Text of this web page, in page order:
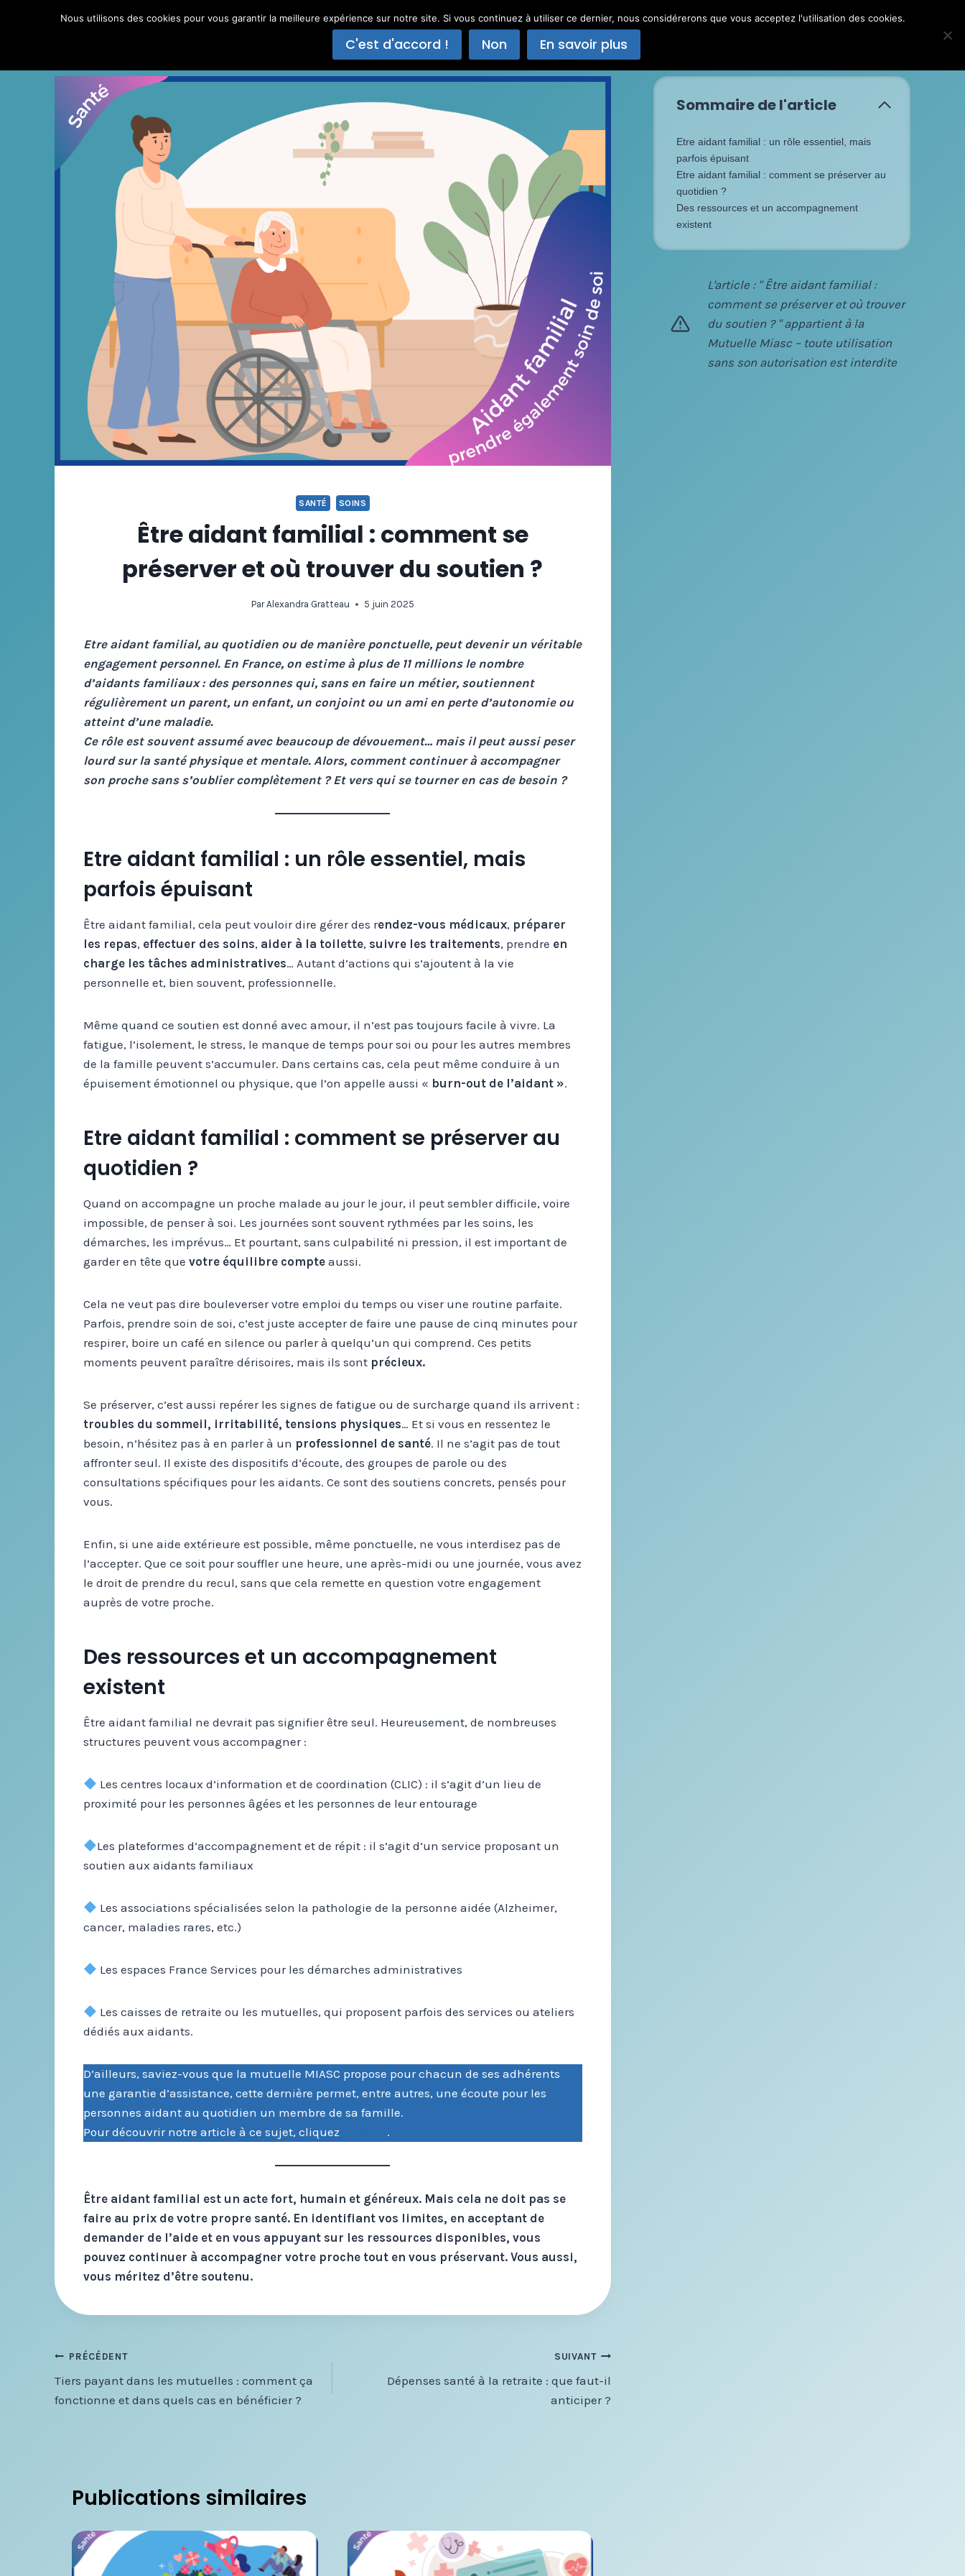
Accueil Offres À propos
SANTÉ SOINS
Être aidant familial : comment se
préserver et où trouver du soutien ?
Par Alexandra Gratteau 5 juin 2025
Etre aidant familial, au quotidien ou de manière ponctuelle, peut devenir un véritable
engagement personnel. En France, on estime à plus de 11 millions le nombre
d’aidants familiaux : des personnes qui, sans en faire un métier, soutiennent
régulièrement un parent, un enfant, un conjoint ou un ami en perte d’autonomie ou
atteint d’une maladie.
Ce rôle est souvent assumé avec beaucoup de dévouement… mais il peut aussi peser
lourd sur la santé physique et mentale. Alors, comment continuer à accompagner
son proche sans s’oublier complètement ? Et vers qui se tourner en cas de besoin ?
Etre aidant familial : un rôle essentiel, mais
parfois épuisant
Être aidant familial, cela peut vouloir dire gérer des rendez-vous médicaux, préparer
les repas, effectuer des soins, aider à la toilette, suivre les traitements, prendre en
charge les tâches administratives… Autant d’actions qui s’ajoutent à la vie
personnelle et, bien souvent, professionnelle.
Même quand ce soutien est donné avec amour, il n’est pas toujours facile à vivre. La
fatigue, l’isolement, le stress, le manque de temps pour soi ou pour les autres membres
de la famille peuvent s’accumuler. Dans certains cas, cela peut même conduire à un
épuisement émotionnel ou physique, que l’on appelle aussi « burn-out de l’aidant ».
Etre aidant familial : comment se préserver au
quotidien ?
Quand on accompagne un proche malade au jour le jour, il peut sembler difficile, voire
impossible, de penser à soi. Les journées sont souvent rythmées par les soins, les
démarches, les imprévus… Et pourtant, sans culpabilité ni pression, il est important de
garder en tête quevotre équilibre compte aussi.
Cela ne veut pas dire bouleverser votre emploi du temps ou viser une routine parfaite.
Parfois, prendre soin de soi, c’est juste accepter de faire une pause de cinq minutes pour
respirer, boire un café en silence ou parler à quelqu’un qui comprend. Ces petits
moments peuvent paraître dérisoires, mais ils sont précieux.
Se préserver, c’est aussi repérer les signes de fatigue ou de surcharge quand ils arrivent :
troubles du sommeil, irritabilité, tensions physiques… Et si vous en ressentez le
besoin, n’hésitez pas à en parler à un professionnel de santé. Il ne s’agit pas de tout
affronter seul. Il existe des dispositifs d’écoute, des groupes de parole ou des
consultations spécifiques pour les aidants. Ce sont des soutiens concrets, pensés pour
vous.
Enfin, si une aide extérieure est possible, même ponctuelle, ne vous interdisez pas de
l’accepter. Que ce soit pour souffler une heure, une après-midi ou une journée, vous avez
le droit de prendre du recul, sans que cela remette en question votre engagement
auprès de votre proche.
Des ressources et un accompagnement
existent
Être aidant familial ne devrait pas signifier être seul. Heureusement, de nombreuses
structures peuvent vous accompagner :
Les centres locaux d’information et de coordination (CLIC) : il s’agit d’un lieu de
proximité pour les personnes âgées et les personnes de leur entourage
Les plateformes d’accompagnement et de répit : il s’agit d’un service proposant un
soutien aux aidants familiaux
Les associations spécialisées selon la pathologie de la personne aidée (Alzheimer,
cancer, maladies rares, etc.)
Les espaces France Services pour les démarches administratives
Les caisses de retraite ou les mutuelles, qui proposent parfois des services ou ateliers
dédiés aux aidants.
D’ailleurs, saviez-vous que la mutuelle MIASC propose pour chacun de ses adhérents
une garantie d’assistance, cette dernière permet, entre autres, une écoute pour les
personnes aidant au quotidien un membre de sa famille.
Pour découvrir notre article à ce sujet, cliquez
.
Être aidant familial est un acte fort, humain et généreux. Mais cela ne doit pas se
faire au prix de votre propre santé. En identifiant vos limites, en acceptant de
demander de l’aide et en vous appuyant sur les ressources disponibles, vous
pouvez continuer à accompagner votre proche tout en vous préservant. Vous aussi,
vous méritez d’être soutenu.
Navigation
de
PRÉCÉDENT
Tiers payant dans les mutuelles : comment ça
fonctionne et dans quels cas en bénéficier ?
SUIVANT
Dépenses santé à la retraite : que faut-il
anticiper ?
Publications similaires
Sommaire de l'article
Etre aidant familial : un rôle essentiel, mais
parfois épuisant
Etre aidant familial : comment se préserver au
quotidien ?
Des ressources et un accompagnement
existent
L'article : " Être aidant familial :
comment se préserver et où trouver
du soutien ? " appartient à la
Mutuelle Miasc – toute utilisation
sans son autorisation est interdite
Nous utilisons des cookies pour vous garantir la meilleure expérience sur notre site. Si vous continuez à utiliser ce dernier, nous considérerons que vous acceptez l'utilisation des cookies.
C'est d'accord ! Non En savoir plus